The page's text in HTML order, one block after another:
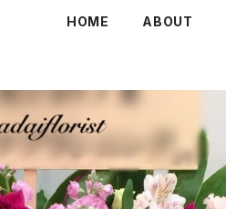
HOME ABOUT